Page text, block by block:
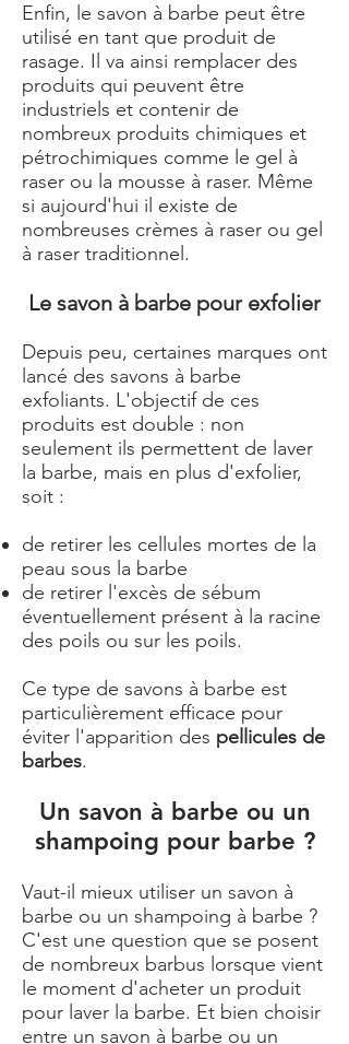
Enfin, le savon à barbe peut être
utilisé en tant que produit de
rasage. Il va ainsi remplacer des
produits qui peuvent être
industriels et contenir de
nombreux produits chimiques et
pétrochimiques comme le gel à
raser ou la mousse à raser. Même
si aujourd'hui il existe de
nombreuses crèmes à raser ou gel
à raser traditionnel.
Le savon à barbe pour exfolier
Depuis peu, certaines marques ont
lancé des savons à barbe
exfoliants. L'objectif de ces
produits est double : non
seulement ils permettent de laver
la barbe, mais en plus d'exfolier,
soit :
de retirer les cellules mortes de la
peau sous la barbe
de retirer l'excès de sébum
éventuellement présent à la racine
des poils ou sur les poils.
Ce type de savons à barbe est
particulièrement efficace pour
éviter l'apparition des pellicules de
barbes.
Un savon à barbe ou un
shampoing pour barbe ?
Vaut-il mieux utiliser un savon à
barbe ou un shampoing à barbe ?
C'est une question que se posent
de nombreux barbus lorsque vient
le moment d'acheter un produit
pour laver la barbe. Et bien choisir
entre un savon à barbe ou un